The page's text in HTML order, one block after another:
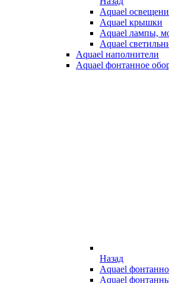
Aquael
Aquael крышки
Aquael лампы,
Aquael
Aquael наполнители
Aquael фонтанное
Назад
Aquael
Aquael